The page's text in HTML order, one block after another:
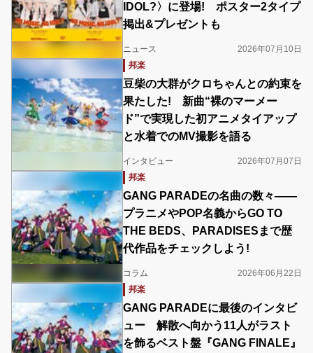
IDOL?〉に登場! ポスター2タイプ
掲出&プレゼントも
ニュース
2026年07月10日
邦楽
豆柴の大群がクロちゃんとの約束を
果たした! 新曲“裸のマーメー
ド”で実現した初アニメタイアップ
と水着でのMV撮影を語る
インタビュー
2026年07月07日
邦楽
GANG PARADEの名曲の数々――
プラニメやPOP名義からGO TO
THE BEDS、PARADISESまで歴
代作品をチェックしよう!
コラム
2026年06月22日
邦楽
GANG PARADEに最後のインタビ
ュー 解散へ向かう11人がラスト
を飾るベスト盤『GANG FINALE』